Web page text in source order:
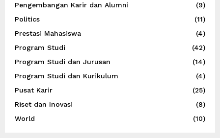
Pengembangan Karir dan Alumni
(9)
Politics
(11)
Prestasi Mahasiswa
(4)
Program Studi
(42)
Program Studi dan Jurusan
(14)
Program Studi dan Kurikulum
(4)
Pusat Karir
(25)
Riset dan Inovasi
(8)
World
(10)